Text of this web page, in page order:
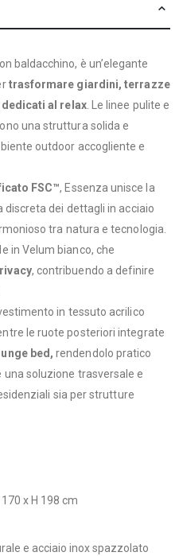
baldacchino, è un’elegante
trasformare giardini, terrazze
al relax. Le linee pulite e
una struttura solida e
outdoor accogliente e
FSC™, Essenza unisce la
dei dettagli in acciaio
tra natura e tecnologia.
in Velum bianco, che
, contribuendo a definire
in tessuto acrilico
le ruote posteriori integrate
bed, rendendolo pratico
soluzione trasversale e
sia per strutture
x H 198 cm
e acciaio inox spazzolato